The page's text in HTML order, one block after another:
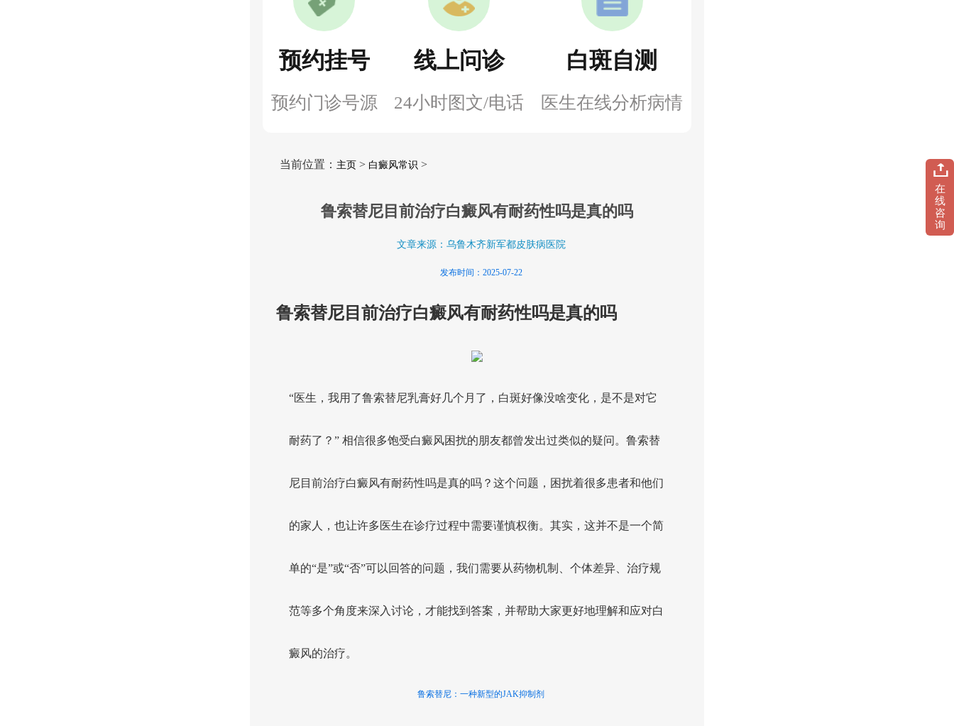
预约挂号
预约门诊号源
线上问诊
24小时图文/电话
白斑自测
医生在线分析病情
当前位置： 主页> 白癜风常识 >
鲁索替尼目前治疗白癜风有耐药性吗是真的吗
文章来源：乌鲁木齐新军都皮肤病医院
发布时间：2025-07-22
鲁索替尼目前治疗白癜风有耐药性吗是真的吗
“医生，我用了鲁索替尼乳膏好几个月了，白斑好像没啥变化，是不是对它
耐药了？” 相信很多饱受白癜风困扰的朋友都曾发出过类似的疑问。鲁索替
尼目前治疗白癜风有耐药性吗是真的吗？这个问题，困扰着很多患者和他们
的家人，也让许多医生在诊疗过程中需要谨慎权衡。其实，这并不是一个简
单的“是”或“否”可以回答的问题，我们需要从药物机制、个体差异、治疗规
范等多个角度来深入讨论，才能找到答案，并帮助大家更好地理解和应对白
癜风的治疗。
鲁索替尼：一种新型的JAK抑制剂
在
线
咨
询